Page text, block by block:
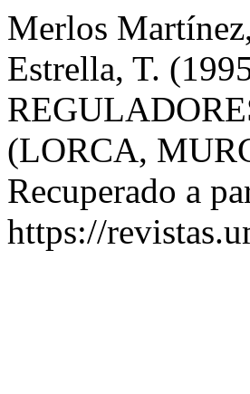
Merlos
Estrella, T.
(LORCA,
Recuperado a
https://